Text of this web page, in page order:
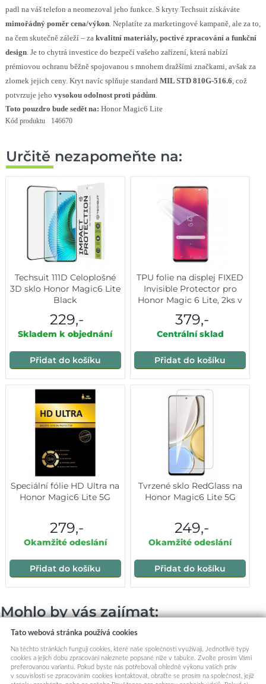
padl na váš telefon a neomezoval jeho funkce. S kryty Techsuit získáváte
mimořádný poměr cena/výkon. Neplatíte za marketingové kampaně, ale za to,
na čem skutečně záleží – za kvalitní materiály, poctivé zpracování a funkční
design. Je to chytrá investice do bezpečí vašeho zařízení, která nabízí
prémiovou ochranu běžně spojovanou s mnohem dražšími značkami, avšak za
zlomek jejich ceny. Kryt navíc splňuje standard MIL STD 810G-516.6, což
potvrzuje jeho vysokou odolnost proti pádům.
Toto pouzdro bude sedět na: Honor Magic6 Lite
Kód produktu 146670
Určitě nezapomeňte na:
Techsuit 111D Celoplošné
3D sklo Honor Magic6 Lite
Black
229,-
Skladem k objednání
Přidat do košíku
TPU folie na displej FIXED
Invisible Protector pro
Honor Magic 6 Lite, 2ks v
379,-
Centrální sklad
Přidat do košíku
Speciální fólie HD Ultra na
Honor Magic6 Lite 5G
279,-
Okamžité odeslání
Přidat do košíku
Tvrzené sklo RedGlass na
Honor Magic6 Lite 5G
249,-
Okamžité odeslání
Přidat do košíku
Mohlo by vás zajímat:
Tato webová stránka používá cookies
Na těchto stránkách fungují cookies, které naše společnosti využívají. Jednotlivé typy
cookies a jejich dobu zpracování naleznete popsané níže v tabulce. Zvolte prosím Vámi
preferovanou variantu. Pokud byste nás potřebovali ohledně výkonu vašich práv
v souvislosti se zpracováním cookies kontaktovat, obraťte se prosím na společnost, jejíž